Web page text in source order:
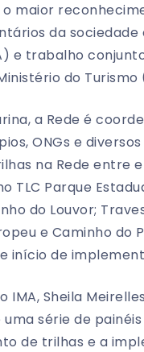
maior
da
e trabalho
do Turismo
a Rede é
ONGs e
na Rede entre
TLC Parque
do Louvor;
e Caminho
início de
IMA, Sheila
uma série de
de trilhas e a